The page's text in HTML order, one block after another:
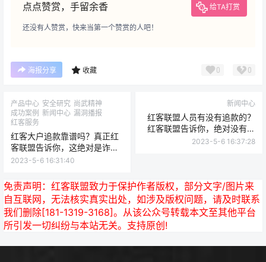
点点赞赏，手留余香 给TA打赏
还没有人赞赏，快来当第一个赞赏的人吧！
海报分享 收藏 0 0
产品中心 安全研究 尚武精神
成功案例 新闻中心 漏洞播报
红客服务
红客大户追款靠谱吗？真正红
客联盟告诉你，这绝对是诈
骗！请不要相信！
2023-5-6 16:31:40
新闻中心
红客联盟人员有没有追款的？
红客联盟告诉你，绝对没有。
这是诈骗！请报警！
2023-5-6 16:37:28
免责声明： 红客联盟致力于保护作者版权，部分文字/图片来
自互联网，无法核实真实出处，如涉及版权问题，请及时联系
我们删除[181-1319-3168]。从该公众号转载本文至其他平台
所引发一切纠纷与本站无关。支持原创!